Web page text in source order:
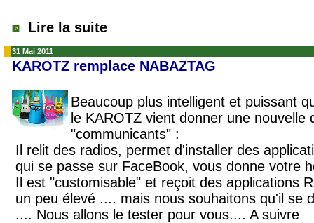
Lire la suite
31 Mai 2011
KAROTZ remplace NABAZTAG
Beaucoup plus intelligent et puissant
le KAROTZ vient donner une nouvelle
"communicants" :
Il relit des radios, permet d'installer des
qui se passe sur FaceBook, vous donne votre
Il est "customisable" et reçoit des applications
un peu élevé .... mais nous souhaitons qu'il se
.... Nous allons le tester pour vous.... A suivre